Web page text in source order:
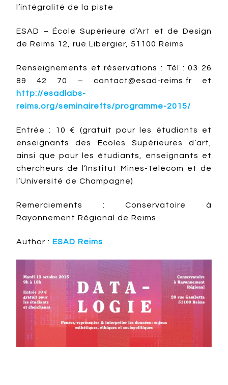
l’intégralité de la piste
ESAD – École Supérieure d’Art et de Design
de Reims 12, rue Libergier, 51100 Reims
Renseignements et réservations : Tél : 03 26
89 42 70 – contact@esad-reims.fr et
http://esadlabs-
reims.org/seminairefts/programme-2015/
Entrée : 10 € (gratuit pour les étudiants et
enseignants des Ecoles Supérieures d’art,
ainsi que pour les étudiants, enseignants et
chercheurs de l’Institut Mines-Télécom et de
l’Université de Champagne)
Remerciements : Conservatoire à
Rayonnement Régional de Reims
Author : ESAD Reims